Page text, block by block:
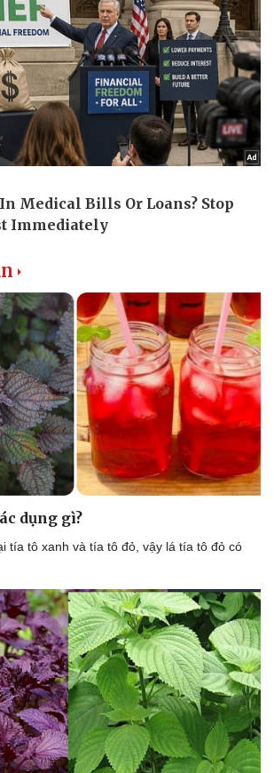
Giải trí
Nghệ sĩ
Thời trang
Sao Việt
dụng gì?
tía tô xanh và tía tô đỏ, vậy lá tía tô đỏ có